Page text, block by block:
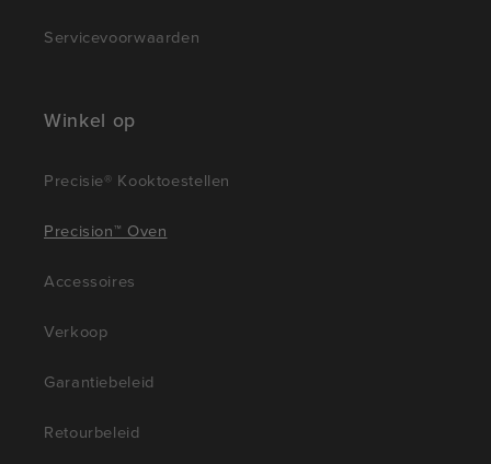
Servicevoorwaarden
Winkel op
Precisie® Kooktoestellen
Precision™ Oven
Accessoires
Verkoop
Garantiebeleid
Retourbeleid